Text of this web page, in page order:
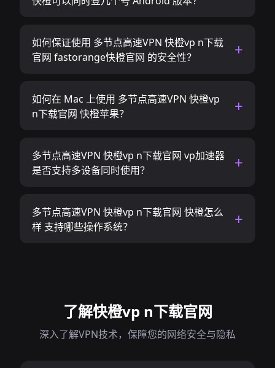
如何保证使用 多节点高速VPN 快橙vp n下载
官网 fastorange快橙官网 的安全性？
如何在 Mac 上使用 多节点高速VPN 快橙vp
n下载官网 快橙苹果？
多节点高速VPN 快橙vp n下载官网 vp加速器
是否支持多设备同时使用？
多节点高速VPN 快橙vp n下载官网 快橙怎么
样 支持哪些操作系统？
了解快橙vp n下载官网
深入了解VPN技术，保障您的网络安全与隐私